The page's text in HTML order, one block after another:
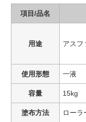
項目/品名
用途 アスフ
使用形態 一液
容量 15kg
塗布方法 ローラ